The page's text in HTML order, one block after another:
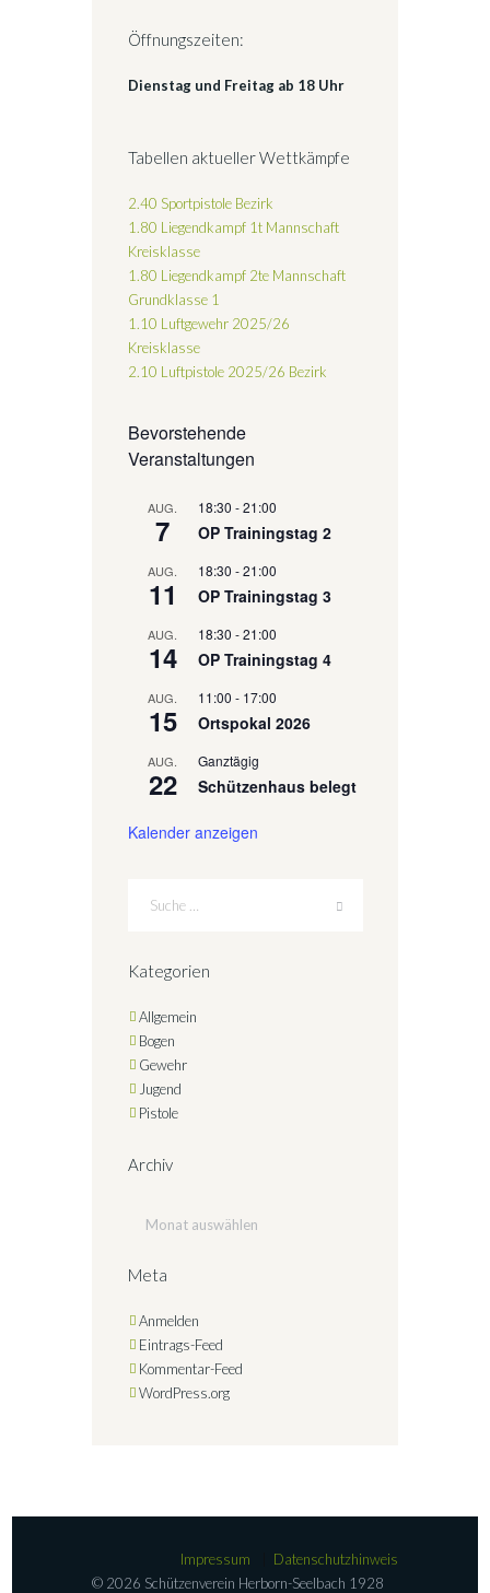
Öffnungszeiten:
Dienstag und Freitag ab 18 Uhr
Tabellen aktueller Wettkämpfe
2.40 Sportpistole Bezirk
1.80 Liegendkampf 1t Mannschaft
Kreisklasse
1.80 Liegendkampf 2te Mannschaft
Grundklasse 1
1.10 Luftgewehr 2025/26
Kreisklasse
2.10 Luftpistole 2025/26 Bezirk
Bevorstehende
Veranstaltungen
AUG.
7
18:30 -21:00
OP Trainingstag 2
AUG.
11
18:30 -21:00
OP Trainingstag 3
AUG.
14
18:30 -21:00
OP Trainingstag 4
AUG.
15
11:00 - 17:00
Ortspokal 2026
AUG.
22
Ganztägig
Schützenhaus belegt
Kalender anzeigen
Kategorien
Allgemein
Bogen
Gewehr
Jugend
Pistole
Archiv
Meta
Anmelden
Eintrags-Feed
Kommentar-Feed
WordPress.org
Impressum
Datenschutzhinweis
© 2026 Schützenverein Herborn-Seelbach 1928